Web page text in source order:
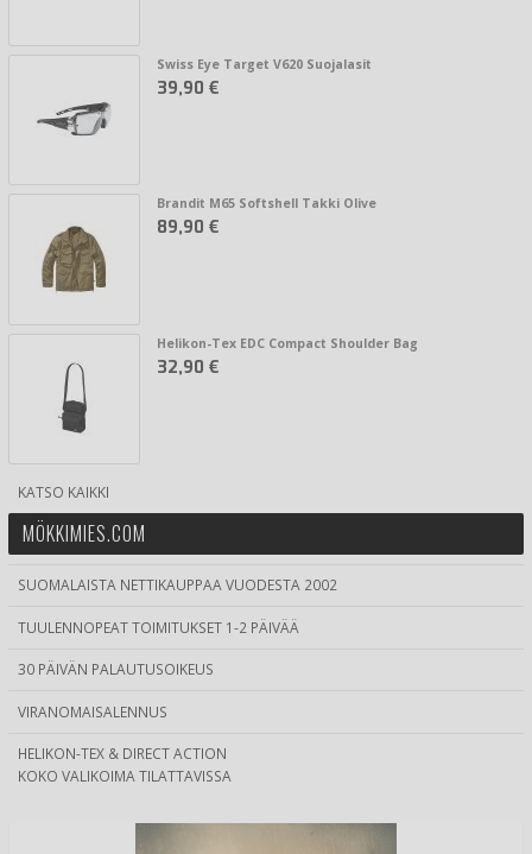
Swiss Eye Target V620 Suojalasit
39,90 €
Brandit M65 Softshell Takki Olive
89,90 €
Helikon-Tex EDC Compact Shoulder Bag
32,90 €
KATSO KAIKKI
MÖKKIMIES.COM
SUOMALAISTA NETTIKAUPPAA VUODESTA 2002
TUULENNOPEAT TOIMITUKSET 1-2 PÄIVÄÄ
30 PÄIVÄN PALAUTUSOIKEUS
VIRANOMAISALENNUS
HELIKON-TEX & DIRECT ACTION
KOKO VALIKOIMA TILATTAVISSA